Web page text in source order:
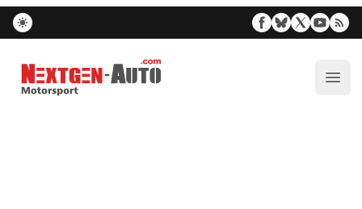
Nextgen-Auto.com